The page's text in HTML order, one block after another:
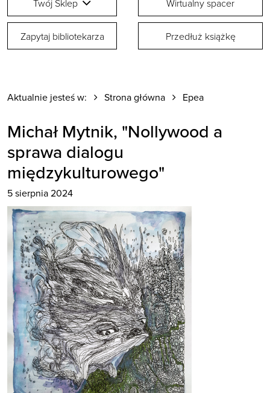
Twój Sklep Wirtualny spacer
Zapytaj bibliotekarza Przedłuż książkę
Aktualnie jesteś w: Strona główna Epea
Michał Mytnik, "Nollywood a
sprawa dialogu
międzykulturowego"
5 sierpnia 2024